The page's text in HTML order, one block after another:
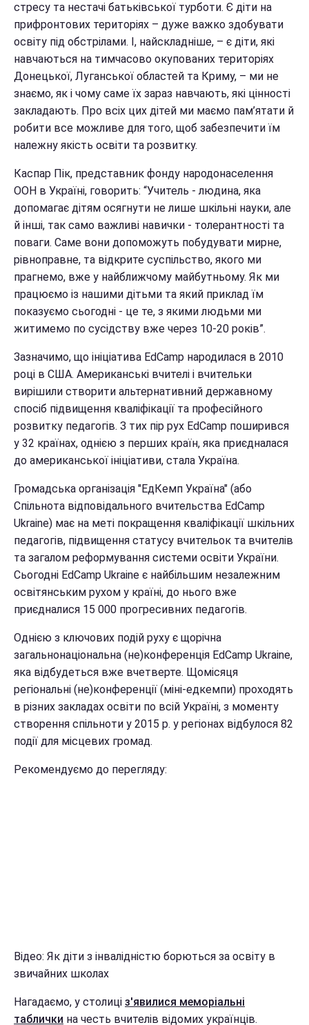
стресу та нестачі батьківської турботи. Є діти на
прифронтових територіях – дуже важко здобувати
освіту під обстрілами. І, найскладніше, – є діти, які
навчаються на тимчасово окупованих територіях
Донецької, Луганської областей та Криму, – ми не
знаємо, як і чому саме їх зараз навчають, які цінності
закладають. Про всіх цих дітей ми маємо пам’ятати й
робити все можливе для того, щоб забезпечити їм
належну якість освіти та розвитку.
Каспар Пік, представник фонду народонаселення
ООН в Україні, говорить: “Учитель - людина, яка
допомагає дітям осягнути не лише шкільні науки, але
й інші, так само важливі навички - толерантності та
поваги. Саме вони допоможуть побудувати мирне,
рівноправне, та відкрите суспільство, якого ми
прагнемо, вже у найближчому майбутньому. Як ми
працюємо із нашими дітьми та який приклад їм
показуємо сьогодні - це те, з якими людьми ми
житимемо по сусідству вже через 10-20 років”.
Зазначимо, що ініціатива EdCamp народилася в 2010
році в США. Американські вчителі і вчительки
вирішили створити альтернативний державному
спосіб підвищення кваліфікації та професійного
розвитку педагогів. З тих пір рух EdCamp поширився
у 32 країнах, однією з перших країн, яка приєдналася
до американської ініціативи, стала Україна.
Громадська організація "ЕдКемп Україна" (або
Спільнота відповідального вчительства EdCamp
Ukraine) має на меті покращення кваліфікації шкільних
педагогів, підвищення статусу вчительок та вчителів
та загалом реформування системи освіти України.
Сьогодні EdСamp Ukraine є найбільшим незалежним
освітянським рухом у країні, до нього вже
приєдналися 15 000 прогресивних педагогів.
Однією з ключових подій руху є щорічна
загальнонаціональна (не)конференція EdCamp Ukraine,
яка відбудеться вже вчетверте. Щомісяця
регіональні (не)конференції (міні-едкемпи) проходять
в різних закладах освіти по всій Україні, з моменту
створення спільноти у 2015 р. у регіонах відбулося 82
події для місцевих громад.
Рекомендуємо до перегляду:
Відео: Як діти з інвалідністю борються за освіту в
звичайних школах
Нагадаємо, у столиці з'явилися меморіальні
таблички на честь вчителів відомих українців.